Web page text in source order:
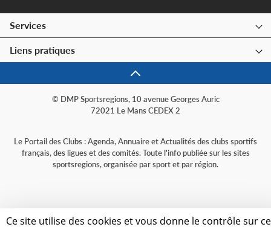
Ce site utilise des cookies et vous donne le contrôle sur
Services
Liens pratiques
© DMP Sportsregions, 10 avenue Georges Auric
72021 Le Mans CEDEX 2
Le Portail des Clubs : Agenda, Annuaire et Actualités des clubs sportifs
français, des ligues et des comités. Toute l'info publiée sur les sites
sportsregions, organisée par sport et par région.